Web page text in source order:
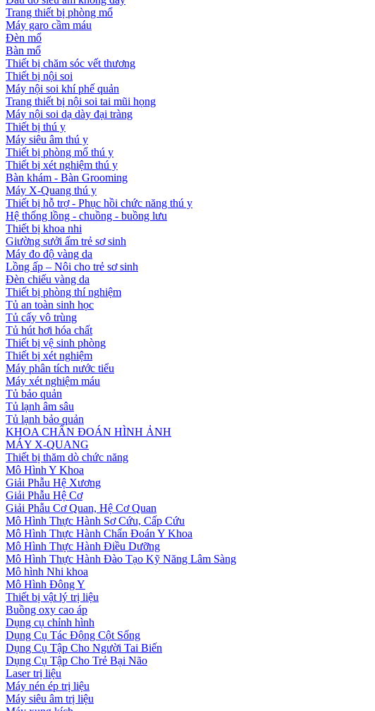
Trang thiết bị phòng mổ
Máy garo cầm máu
Đèn mổ
Bàn mổ
Thiết bị chăm sóc vết thương
Thiết bị nội soi
Máy nội soi khí phế quản
Trang thiết bị nội soi tai mũi họng
Máy nội soi dạ dày đại tràng
Thiết bị thú y
Máy siêu âm thú y
Thiết bị phòng mổ thú y
Thiết bị xét nghiệm thú y
Bàn khám - Bàn Grooming
Máy X-Quang thú y
Thiết bị hỗ trợ - Phục hồi chức năng thú y
Hệ thống lồng - chuồng - buồng lưu
Thiết bị khoa nhi
Giường sưởi ấm trẻ sơ sinh
Máy đo độ vàng da
Lồng ấp – Nôi cho trẻ sơ sinh
Đèn chiếu vàng da
Thiết bị phòng thí nghiệm
Tủ an toàn sinh học
Tủ cấy vô trùng
Tủ hút hơi hóa chất
Thiết bị vệ sinh phòng
Thiết bị xét nghiệm
Máy phân tích nước tiểu
Máy xét nghiệm máu
Tủ bảo quản
Tủ lạnh âm sâu
Tủ lạnh bảo quản
KHOA CHẨN ĐOÁN HÌNH ẢNH
MÁY X-QUANG
Thiết bị thăm dò chức năng
Mô Hình Y Khoa
Giải Phẫu Hệ Xương
Giải Phẫu Hệ Cơ
Giải Phẫu Cơ Quan, Hệ Cơ Quan
Mô Hình Thực Hành Sơ Cứu, Cấp Cứu
Mô Hình Thực Hành Chẩn Đoán Y Khoa
Mô Hình Thực Hành Điều Dưỡng
Mô Hình Thực Hành Đào Tạo Kỹ Năng Lâm Sàng
Mô hình Nhi khoa
Mô Hình Đông Y
Thiết bị vật lý trị liệu
Buồng oxy cao áp
Dụng cụ chỉnh hình
Dụng Cụ Tác Động Cột Sống
Dụng Cụ Tập Cho Người Tai Biến
Dụng Cụ Tập Cho Trẻ Bại Não
Laser trị liệu
Máy nén ép trị liệu
Máy siêu âm trị liệu